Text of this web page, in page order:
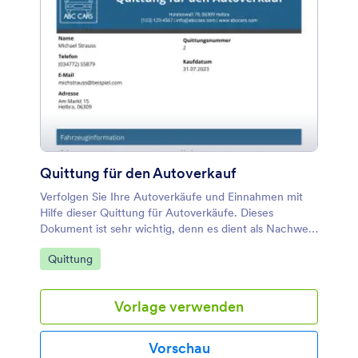
Quittung für den Autoverkauf
Verfolgen Sie Ihre Autoverkäufe und Einnahmen mit
Hilfe dieser Quittung für Autoverkäufe. Dieses
Dokument ist sehr wichtig, denn es dient als Nachweis
für den Kauf durch den Kunden.
Zur Kategorie:
Quittung
Vorlage verwenden
Vorschau